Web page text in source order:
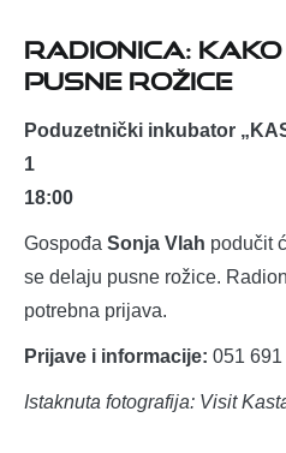
Radionica:
pusne rožice
Poduzetnički inkubator
1
18:00
Gospođa Sonja Vlah podučit
se delaju pusne rožice.
potrebna prijava.
Prijave i informacije: 051 691
Istaknuta fotografija: Visit